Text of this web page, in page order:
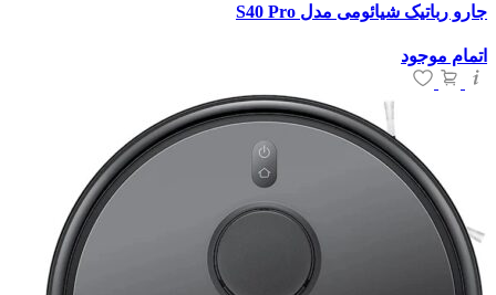
جارو رباتیک شیائومی مدل S40 Pro
اتمام موجود